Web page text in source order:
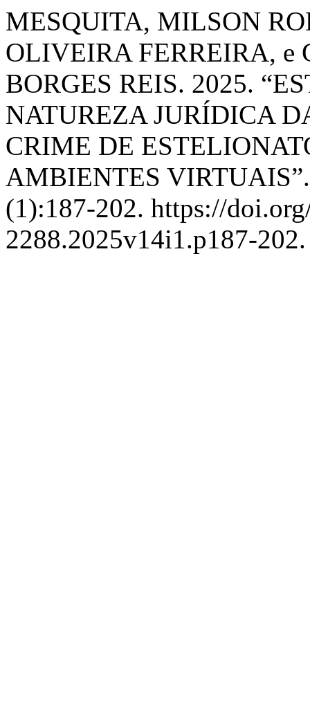
MESQUITA, MILSON
OLIVEIRA FERREIRA, e
BORGES REIS. 2025.
NATUREZA JURÍDICA
CRIME DE
AMBIENTES
(1):187-202. https://
2288.2025v14i1.p187-202.